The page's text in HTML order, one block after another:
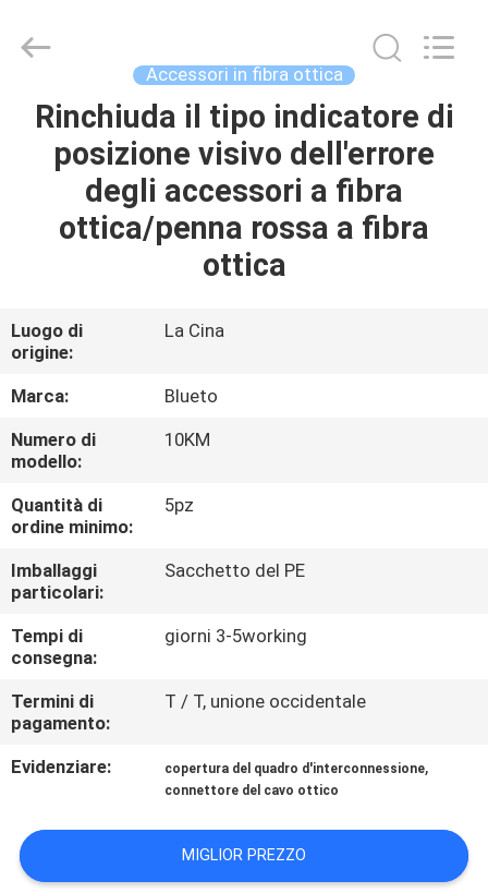
CASA
PRODOTTI
GIRO
DELLA
FABBRICA
CONTROLLO
DI
QUALITÀ
CONTATTICI
NOTIZIE
UNA
CITAZIONE
Blueto
Electronics&Communication
Reserved.
Accessori in fibra ottica
Rinchiuda il tipo indicatore di
posizione visivo dell'errore
degli accessori a fibra
ottica/penna rossa a fibra
ottica
Luogo di
origine:
La Cina
Marca:
Blueto
Numero di
modello:
10KM
Quantità di
ordine minimo:
5pz
Imballaggi
particolari:
Sacchetto del PE
Tempi di
consegna:
giorni 3-5working
Termini di
pagamento:
T / T, unione occidentale
Evidenziare: copertura del quadro d'interconnessione,
connettore del cavo ottico
MIGLIOR PREZZO